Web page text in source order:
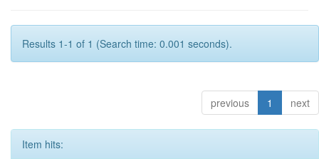
Results 1-1 of 1 (Search time: 0.001 seconds).
previous 1 next
Item hits: